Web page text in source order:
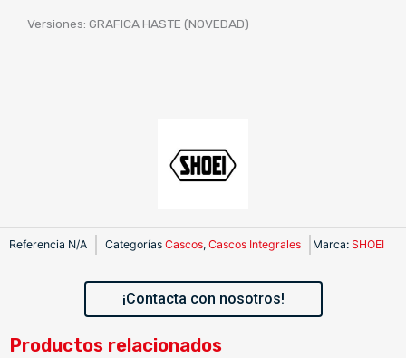
Versiones: GRAFICA HASTE (NOVEDAD)
Referencia N/A Categorías Cascos, Cascos Integrales Marca: SHOEI
¡Contacta con nosotros!
Productos relacionados